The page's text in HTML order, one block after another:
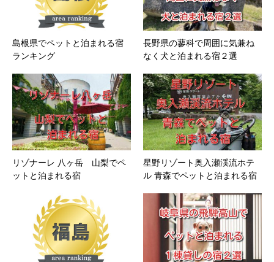
島根県でペットと泊まれる宿
ランキング
長野県の蓼科で周囲に気兼ね
なく犬と泊まれる宿２選
リゾナーレ 八ヶ岳 山梨でペ
ットと泊まれる宿
星野リゾート奥入瀬渓流ホテ
ル 青森でペットと泊まれる宿